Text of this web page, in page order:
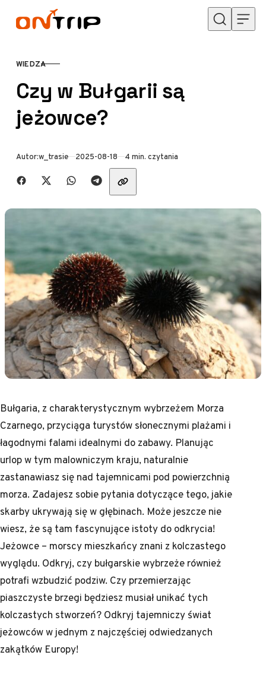
Przejdź do treści
KATEGORIA
WIEDZA
Czy w Bułgarii są
jeżowce?
Autor:w_trasie Opublikowano
2025-08-18 4 min. czytania
Udostępnij znajomym
Bułgaria, z charakterystycznym wybrzeżem Morza
Czarnego, przyciąga turystów słonecznymi plażami i
łagodnymi falami idealnymi do zabawy. Planując
urlop w tym malowniczym kraju, naturalnie
zastanawiasz się nad tajemnicami pod powierzchnią
morza. Zadajesz sobie pytania dotyczące tego, jakie
skarby ukrywają się w głębinach. Może jeszcze nie
wiesz, że są tam fascynujące istoty do odkrycia!
Jeżowce – morscy mieszkańcy znani z kolczastego
wyglądu. Odkryj, czy bułgarskie wybrzeże również
potrafi wzbudzić podziw. Czy przemierzając
piaszczyste brzegi będziesz musiał unikać tych
kolczastych stworzeń? Odkryj tajemniczy świat
jeżowców w jednym z najczęściej odwiedzanych
zakątków Europy!